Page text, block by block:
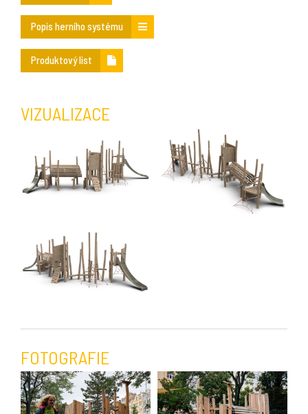
Popis herního systému
Produktový list
VIZUALIZACE
FOTOGRAFIE